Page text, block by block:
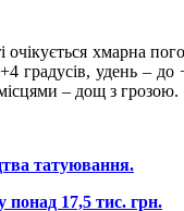
очікується хмарна
градусів, удень –
– дощ з грозою.
татуювання.
понад 17,5 тис. грн.